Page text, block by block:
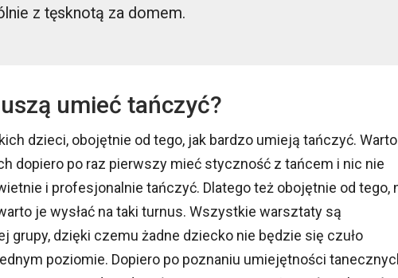
z tęsknotą za domem.
umieć tańczyć?
dzieci, obojętnie od tego, jak bardzo umieją tańczyć. Warto
dopiero po raz pierwszy mieć styczność z tańcem i nic nie
i profesjonalnie tańczyć. Dlatego też obojętnie od tego,
je wysłać na taki turnus. Wszystkie warsztaty są
grupy, dzięki czemu żadne dziecko nie będzie się czuło
poziomie. Dopiero po poznaniu umiejętności